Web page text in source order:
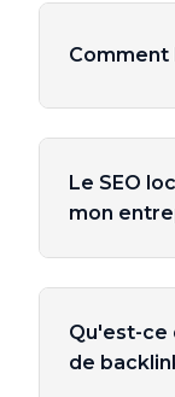
Comment
Le SEO
mon
Qu'est-ce
de